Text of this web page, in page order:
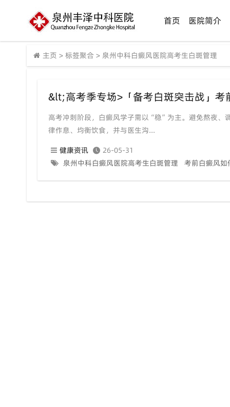
首页 医院简介
主页 > 标签聚合 > 泉州中科白癜风医院高考生白斑管理
高考冲刺阶段，白癜风学子需以“稳”为主。避免熬夜、
律作息、均衡饮食，并与医生沟...
健康资讯
26-05-31
泉州中科白癜风医院高考生白斑管理
考前白癜风如